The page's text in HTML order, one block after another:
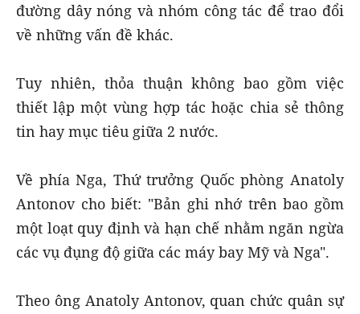
đường dây nóng và nhóm công tác để trao đổi
về những vấn đề khác.
Tuy nhiên, thỏa thuận không bao gồm việc
thiết lập một vùng hợp tác hoặc chia sẻ thông
tin hay mục tiêu giữa 2 nước.
Về phía Nga, Thứ trưởng Quốc phòng Anatoly
Antonov cho biết: "Bản ghi nhớ trên bao gồm
một loạt quy định và hạn chế nhằm ngăn ngừa
các vụ đụng độ giữa các máy bay Mỹ và Nga".
Theo ông Anatoly Antonov, quan chức quân sự